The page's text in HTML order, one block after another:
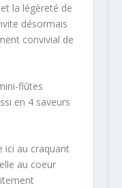
la légèreté de
désormais
convivial de
flûtes
en 4 saveurs
ici au craquant
au coeur